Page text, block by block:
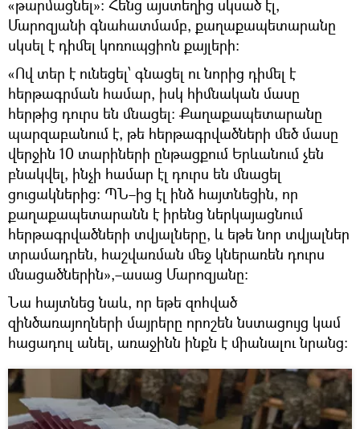
«թարմացնել»։ Հենց այստեղից սկսած էլ,
Մարոզյանի գնահատմամբ, քաղաքապետարանը
սկսել է դիմել կոռուպցիոն քայլերի։
«Ով տեր է ունեցել՝ գնացել ու նորից դիմել է
հերթագրման համար, իսկ հիմնական մասը
հերթից դուրս են մնացել։ Քաղաքապետարանը
պարզաբանում է, թե հերթագրվածների մեծ մասը
վերջին 10 տարիների ընթացքում Երևանում չեն
բնակվել, ինչի համար էլ դուրս են մնացել
ցուցակներից։ ՊՆ–ից էլ ինձ հայտնեցին, որ
քաղաքապետարանն է իրենց ներկայացնում
հերթագրվածների տվյալները, և եթե նոր տվյալներ
տրամադրեն, հաշվառման մեջ կներառեն դուրս
մնացածներին»,–ասաց Մարոզյանը:
Նա հայտնեց նաև, որ եթե զոհված
զինծառայողների մայրերը որոշեն նստացույց կամ
հացադուլ անել, առաջինն ինքն է միանալու նրանց: